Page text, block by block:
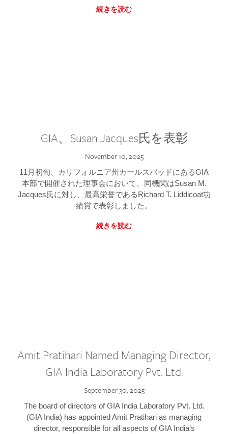
続きを読む
GIA、Susan Jacques氏を表彰
November 10, 2025
11月初旬、カリフォルニア州カールスバッドにあるGIA
本部で開催された理事会において、同機関はSusan M.
Jacques氏に対し、最高栄誉であるRichard T. Liddicoat功
績賞で表彰しました。
続きを読む
Amit Pratihari Named Managing Director,
GIA India Laboratory Pvt. Ltd.
September 30, 2025
The board of directors of GIA India Laboratory Pvt. Ltd.
(GIA India) has appointed Amit Pratihari as managing
director, responsible for all aspects of GIA India’s